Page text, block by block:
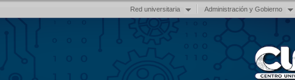
Red universitaria Administración y Gobierno